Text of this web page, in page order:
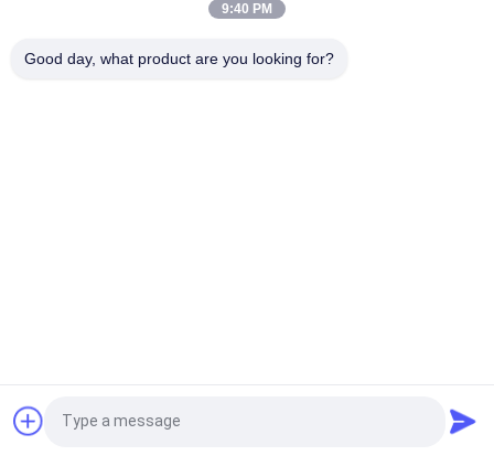
পৃথকীকরণ সরবরাহকারী শক্তিশালী লিনিয়ার ভাইব্রেটিং স্ক্রিন
গুঁড়ো সিভিং মেশিন
9:40 PM
Good day, what product are you looking for?